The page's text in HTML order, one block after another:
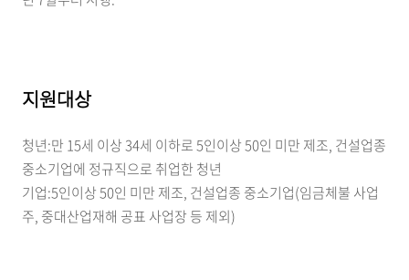
지원대상
청년:만 15세 이상 34세 이하로 5인이상 50인 미만 제조, 건설업종
중소기업에 정규직으로 취업한 청년
기업:5인이상 50인 미만 제조, 건설업종 중소기업(임금체불 사업
주, 중대산업재해 공표 사업장 등 제외)